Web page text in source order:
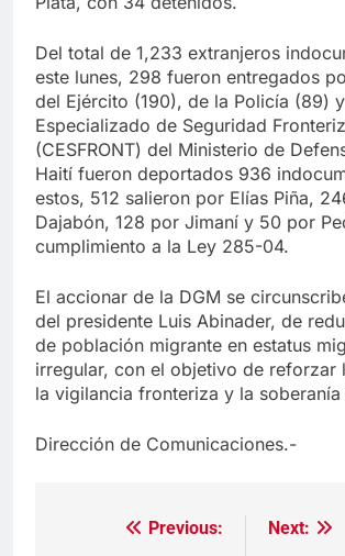
Del total de 1,233 extranjeros
este lunes, 298 fueron entregados
del Ejército (190), de la Policía (89)
Especializado de Seguridad
(CESFRONT) del Ministerio de
Haití fueron deportados 936
estos, 512 salieron por Elías Piña,
Dajabón, 128 por Jimaní y 50 por
cumplimiento a la Ley 285-04.
El accionar de la DGM se
del presidente Luis Abinader, de
de población migrante en estatus
irregular, con el objetivo de reforzar
la vigilancia fronteriza y la soberanía
Dirección de Comunicaciones.-
Navegación
Previous:
Next: